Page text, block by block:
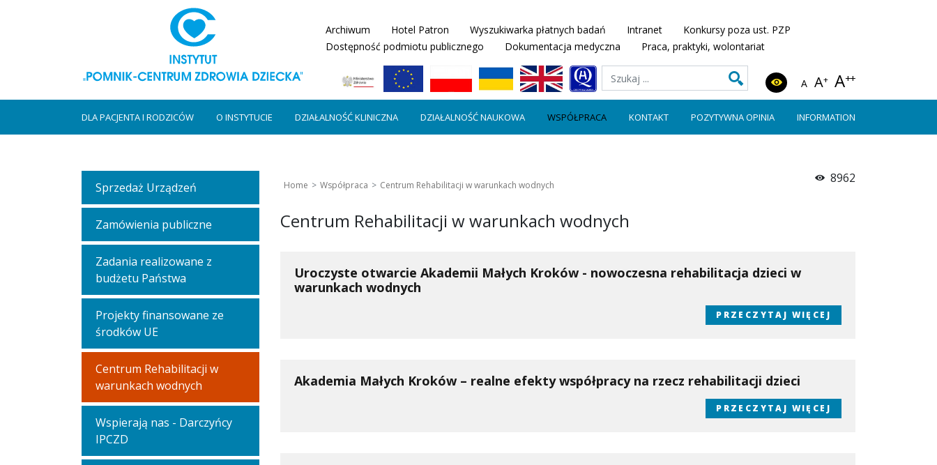
Archiwum Hotel Patron Wyszukiwarka płatnych badań Intranet
Konkursy poza ust. PZP
Dostępność podmiotu publicznego
Dokumentacja medyczna Praca, praktyki, wolontariat
A A+ A++
DLA PACJENTA I RODZICÓW O INSTYTUCIE DZIAŁALNOŚĆ KLINICZNA DZIAŁALNOŚĆ NAUKOWA WSPÓŁPRACA KONTAKT POZYTYWNA OPINIA INFORMATION
Sprzedaż Urządzeń
Zamówienia publiczne
Zadania realizowane z
budżetu Państwa
Projekty finansowane ze
środków UE
Centrum Rehabilitacji w
warunkach wodnych
Wspierają nas - Darczyńcy
IPCZD
Home Współpraca Centrum Rehabilitacji w warunkach wodnych 8962
Centrum Rehabilitacji w warunkach wodnych
Uroczyste otwarcie Akademii Małych Kroków - nowoczesna rehabilitacja dzieci w
warunkach wodnych
PRZECZYTAJ WIĘCEJ
Akademia Małych Kroków – realne efekty współpracy na rzecz rehabilitacji dzieci
PRZECZYTAJ WIĘCEJ